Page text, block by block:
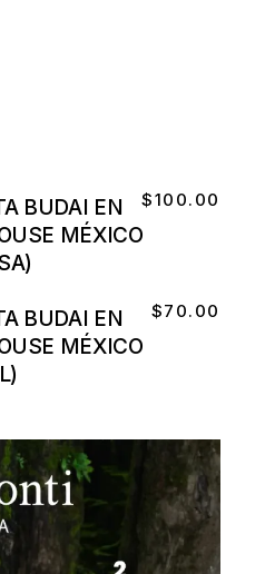
BUDAI EN
MÉXICO
$100.00
BUDAI EN
MÉXICO
$70.00